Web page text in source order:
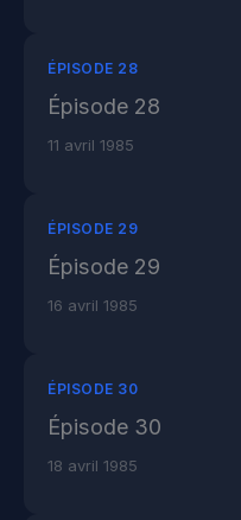
ÉPISODE 28
Épisode 28
11 avril 1985
ÉPISODE 29
Épisode 29
16 avril 1985
ÉPISODE 30
Épisode 30
18 avril 1985